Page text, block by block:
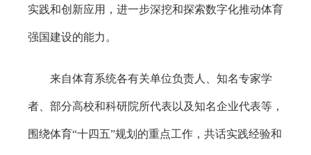
实践和创新应用，进一步深挖和探索数字化推动体育
强国建设的能力。
来自体育系统各有关单位负责人、知名专家学
者、部分高校和科研院所代表以及知名企业代表等，
围绕体育“十四五”规划的重点工作，共话实践经验和